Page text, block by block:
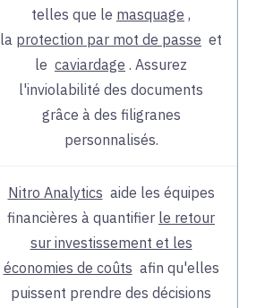
telles que le masquage ,
la protection par mot de passe et
le caviardage . Assurez
l'inviolabilité des documents
grâce à des filigranes
personnalisés.
Nitro Analytics aide les équipes
financières à quantifier le retour
sur investissement et les
économies de coûts afin qu'elles
puissent prendre des décisions